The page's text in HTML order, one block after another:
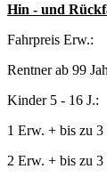
Hin - und
Fahrpreis
Rentner ab 99
Kinder 5 -
1 Erw. + bis zu
2 Erw. + bis zu